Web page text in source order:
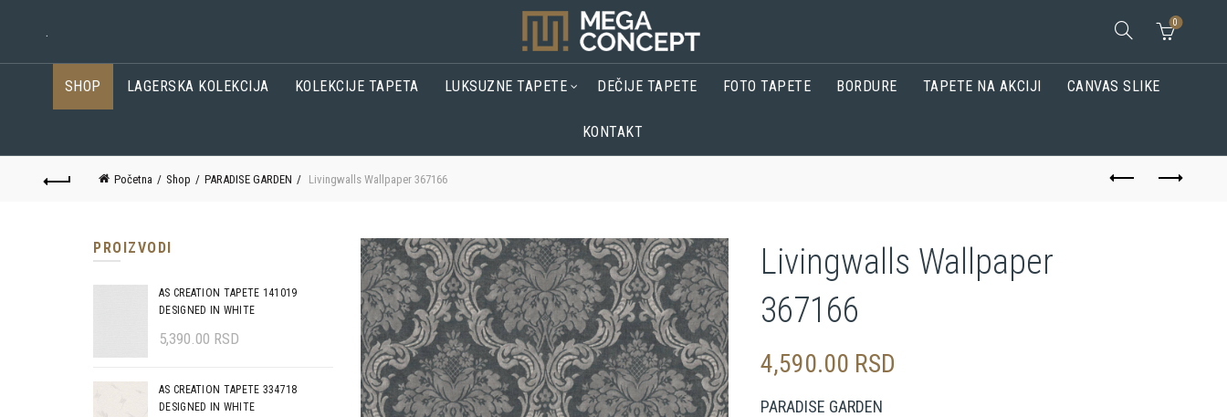
. 0
SHOP LAGERSKA KOLEKCIJA KOLEKCIJE TAPETA LUKSUZNE TAPETE DEČIJE TAPETE FOTO TAPETE BORDURE TAPETE NA AKCIJI CANVAS SLIKE
KONTAKT
Početna Shop PARADISE GARDEN Livingwalls Wallpaper 367166
Livingwalls Wallpaper
367166
4,590.00 RSD
PARADISE GARDEN
PROIZVODI
AS CREATION TAPETE 141019
DESIGNED IN WHITE
5,390.00 RSD
AS CREATION TAPETE 334718
DESIGNED IN WHITE